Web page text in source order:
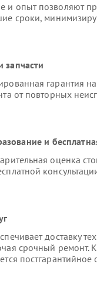
опыт позволяют
сроки,
запчасти
гарантия
от повторных
и
оценка
доставку
срочный ремонт.